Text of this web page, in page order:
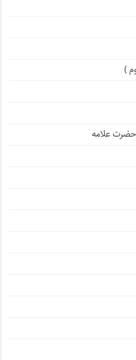
)
حضرت علامه